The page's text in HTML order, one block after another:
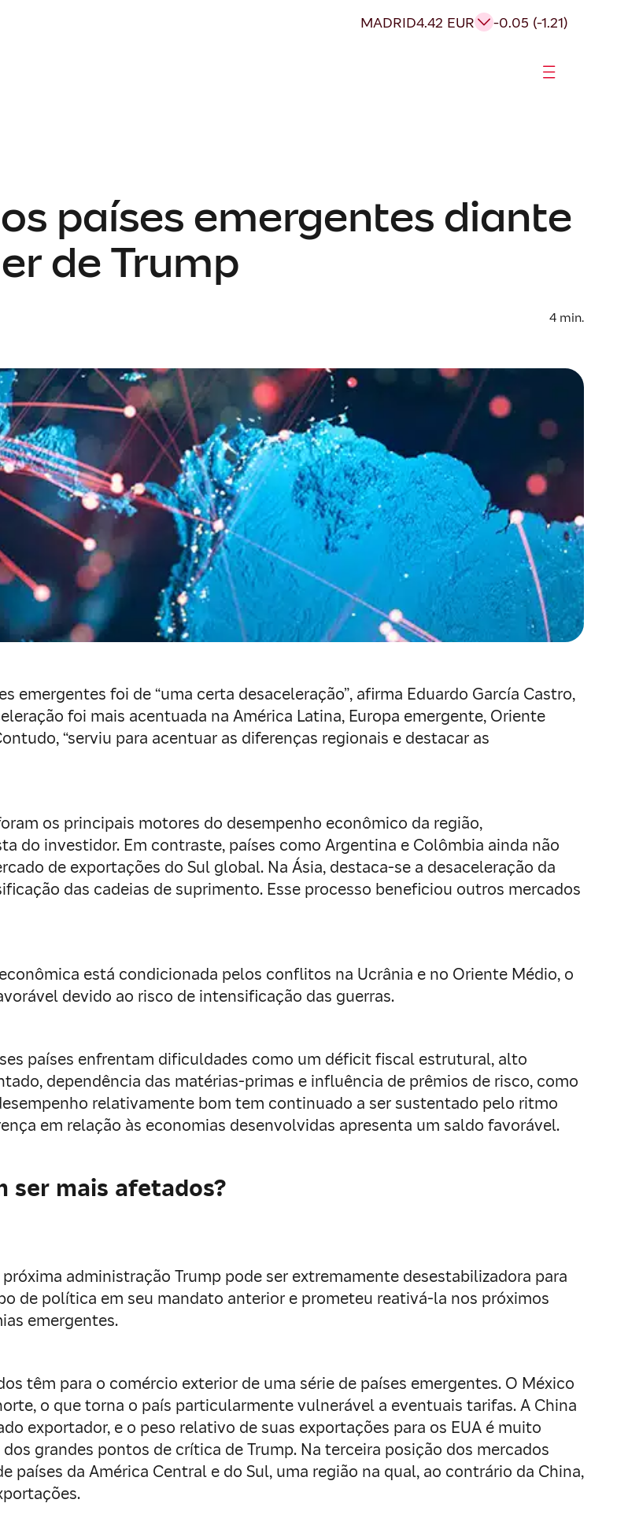
MADRID4.42 EUR -0.05 (-1.21)
países emergentes diante
de Trump
4 min.
emergentes foi de “uma certa desaceleração”, afirma Eduardo García Castro,
foi mais acentuada na América Latina, Europa emergente, Oriente
“serviu para acentuar as diferenças regionais e destacar as
os principais motores do desempenho econômico da região,
do investidor. Em contraste, países como Argentina e Colômbia ainda não
de exportações do Sul global. Na Ásia, destaca-se a desaceleração da
das cadeias de suprimento. Esse processo beneficiou outros mercados
está condicionada pelos conflitos na Ucrânia e no Oriente Médio, o
devido ao risco de intensificação das guerras.
países enfrentam dificuldades como um déficit fiscal estrutural, alto
dependência das matérias-primas e influência de prêmios de risco, como
relativamente bom tem continuado a ser sustentado pelo ritmo
em relação às economias desenvolvidas apresenta um saldo favorável.
ser mais afetados?
administração Trump pode ser extremamente desestabilizadora para
de política em seu mandato anterior e prometeu reativá-la nos próximos
emergentes.
têm para o comércio exterior de uma série de países emergentes. O México
o que torna o país particularmente vulnerável a eventuais tarifas. A China
exportador, e o peso relativo de suas exportações para os EUA é muito
grandes pontos de crítica de Trump. Na terceira posição dos mercados
da América Central e do Sul, uma região na qual, ao contrário da China,